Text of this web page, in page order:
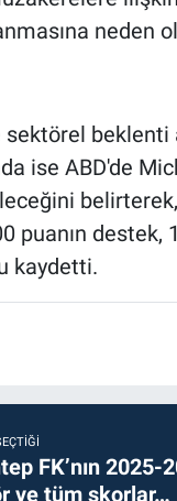
neden
ise ABD'de
puanın
kaydetti.
FK’nın
ve tüm skorlar…